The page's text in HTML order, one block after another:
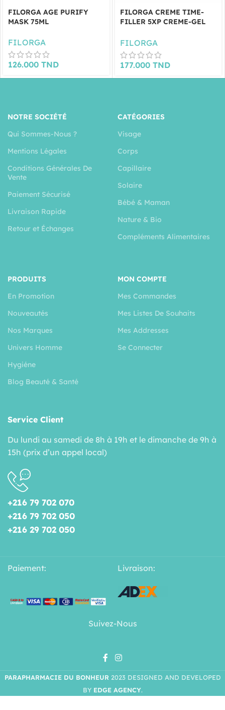
FILORGA AGE PURIFY
MASK 75ML
FILORGA
126.000 TND
FILORGA CREME TIME-
FILLER 5XP CREME-GEL
FILORGA
177.000 TND
NOTRE SOCIÉTÉ
Qui Sommes-Nous ?
Mentions Légales
Conditions Générales De
Vente
Paiement Sécurisé
Livraison Rapide
Retour et Échanges
CATÉGORIES
Visage
Corps
Capillaire
Solaire
Bébé & Maman
Nature & Bio
Compléments Alimentaires
PRODUITS
En Promotion
Nouveautés
Nos Marques
Univers Homme
Hygiéne
Blog Beauté & Santé
MON COMPTE
Mes Commandes
Mes Listes De Souhaits
Mes Addresses
Se Connecter
Service Client
Du lundi au samedi de 8h à 19h et le dimanche de 9h à
15h (prix d’un appel local)
+216 79 702 070
+216 79 702 050
+216 29 702 050
Paiement: Livraison:
Suivez-Nous
PARAPHARMACIE DU BONHEUR 2023 DESIGNED AND DEVELOPED
BY EDGE AGENCY.
FILORGA COFFRET